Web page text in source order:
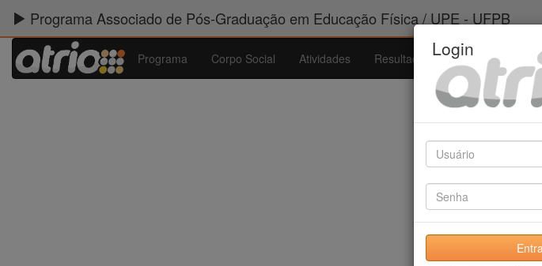
Programa Associado de Pós-Graduação em Educação Física / UPE - UFPB
Programa Corpo Social Atividades Resultados Admissão
Login